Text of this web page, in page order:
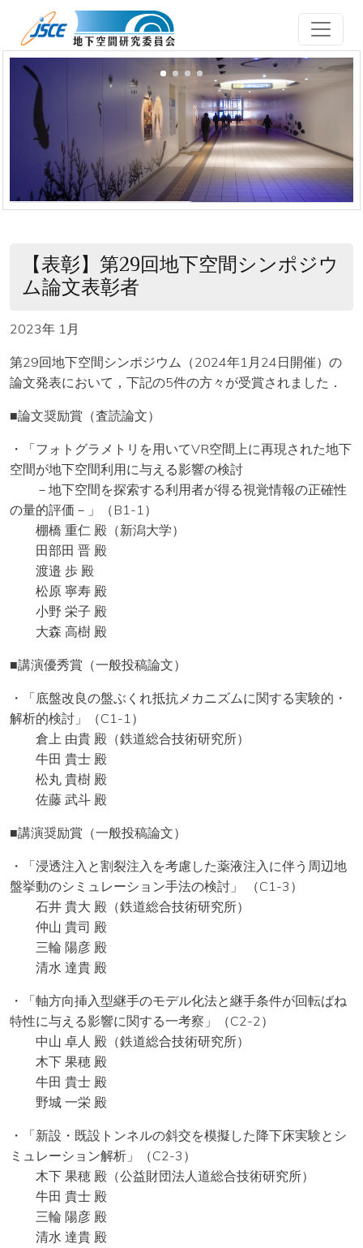
メインコンテンツに移動
【表彰】第29回地下空間シンポジウ
ム論文表彰者
2023年 1月
第29回地下空間シンポジウム（2024年1月24日開催）の
論文発表において，下記の5件の方々が受賞されました．
■論文奨励賞（査読論文）
・「フォトグラメトリを用いてVR空間上に再現された地下
空間が地下空間利用に与える影響の検討
－地下空間を探索する利用者が得る視覚情報の正確性
の量的評価－」（B1-1）
棚橋 重仁 殿（新潟大学）
田部田 晋 殿
渡邉 歩 殿
松原 寧寿 殿
小野 栄子 殿
大森 高樹 殿
■講演優秀賞（一般投稿論文）
・「底盤改良の盤ぶくれ抵抗メカニズムに関する実験的・
解析的検討」（C1-1）
倉上 由貴 殿（鉄道総合技術研究所）
牛田 貴士 殿
松丸 貴樹 殿
佐藤 武斗 殿
■講演奨励賞（一般投稿論文）
・「浸透注入と割裂注入を考慮した薬液注入に伴う周辺地
盤挙動のシミュレーション手法の検討」 （C1-3）
石井 貴大 殿（鉄道総合技術研究所）
仲山 貴司 殿
三輪 陽彦 殿
清水 達貴 殿
・「軸方向挿入型継手のモデル化法と継手条件が回転ばね
特性に与える影響に関する一考察」（C2-2）
中山 卓人 殿（鉄道総合技術研究所）
木下 果穂 殿
牛田 貴士 殿
野城 一栄 殿
・「新設・既設トンネルの斜交を模擬した降下床実験とシ
ミュレーション解析」（C2-3）
木下 果穂 殿（公益財団法人道総合技術研究所）
牛田 貴士 殿
三輪 陽彦 殿
清水 達貴 殿